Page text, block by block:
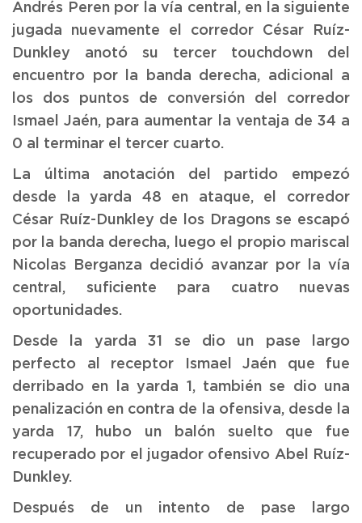
Andrés Peren por la vía central, en la siguiente
jugada nuevamente el corredor César Ruíz-
Dunkley anotó su tercer touchdown del
encuentro por la banda derecha, adicional a
los dos puntos de conversión del corredor
Ismael Jaén, para aumentar la ventaja de 34 a
0 al terminar el tercer cuarto.
La última anotación del partido empezó
desde la yarda 48 en ataque, el corredor
César Ruíz-Dunkley de los Dragons se escapó
por la banda derecha, luego el propio mariscal
Nicolas Berganza decidió avanzar por la vía
central, suficiente para cuatro nuevas
oportunidades.
Desde la yarda 31 se dio un pase largo
perfecto al receptor Ismael Jaén que fue
derribado en la yarda 1, también se dio una
penalización en contra de la ofensiva, desde la
yarda 17, hubo un balón suelto que fue
recuperado por el jugador ofensivo Abel Ruíz-
Dunkley.
Después de un intento de pase largo